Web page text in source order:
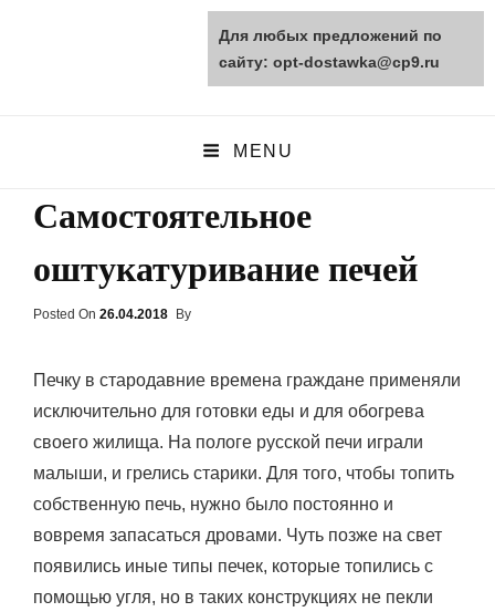
opt-dostawka.ru
MENU
Самостоятельное
оштукатуривание печей
Posted On Posted
26.04.2018 By
Печку в стародавние времена граждане применяли
исключительно для готовки еды и для обогрева
своего жилища. На пологе русской печи играли
малыши, и грелись старики. Для того, чтобы топить
собственную печь, нужно было постоянно и
вовремя запасаться дровами. Чуть позже на свет
появились иные типы печек, которые топились с
помощью угля, но в таких конструкциях не пекли
Для любых предложений по
сайту: opt-dostawka@cp9.ru